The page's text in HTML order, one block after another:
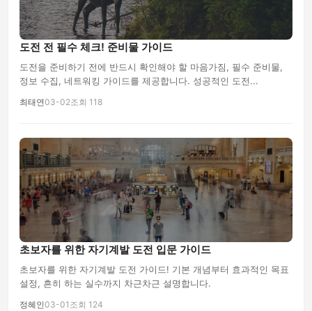
도전 전 필수 체크! 준비물 가이드
도전을 준비하기 전에 반드시 확인해야 할 마음가짐, 필수 준비물,
정보 수집, 네트워킹 가이드를 제공합니다. 성공적인 도전...
최태연03-02조회 118
초보자를 위한 자기계발 도전 입문 가이드
초보자를 위한 자기계발 도전 가이드! 기본 개념부터 효과적인 목표
설정, 흔히 하는 실수까지 차근차근 설명합니다.
정혜인03-01 조회 124